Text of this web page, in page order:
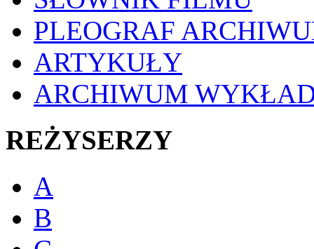
PLEOGRAF
ARTYKUŁY
ARCHIWUM
REŻYSERZY
A
B